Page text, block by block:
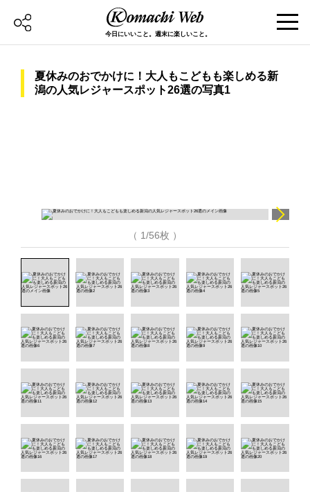
今日にいいこと。週末に楽しいこと。
夏休みのおでかけに！大人もこどもも楽しめる新
潟の人気レジャースポット26選の写真1
（ 1/56枚 ）